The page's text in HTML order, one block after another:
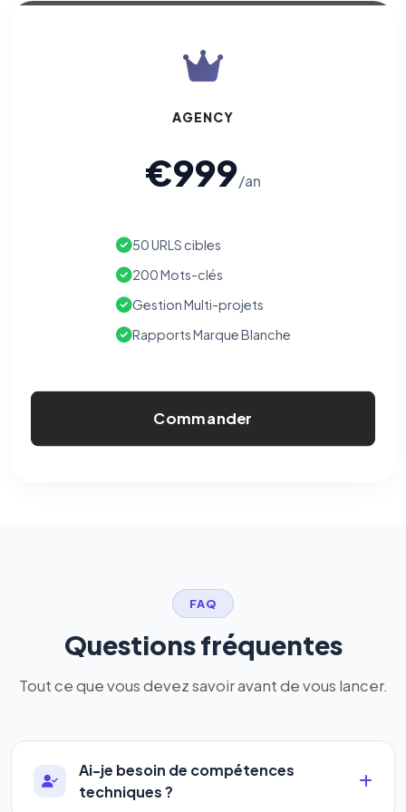
AGENCY
€999/an
50 URLS cibles
200 Mots-clés
Gestion Multi-projets
Rapports Marque Blanche
Commander
FAQ
Questions fréquentes
Tout ce que vous devez savoir avant de vous lancer.
Ai-je besoin de compétences
techniques ?